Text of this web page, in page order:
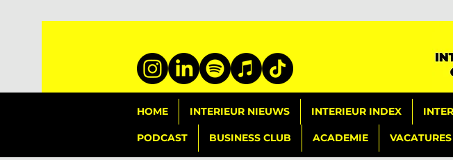
HOME INTERIEUR NIEUWS INTERIEUR INDEX
PODCAST BUSINESS CLUB ACADEMIE VACATURES